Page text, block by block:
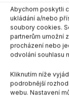
Abychom poskytli
ukládání a/nebo
soubory cookies.
partnerům umožní
procházení nebo
odvolání souhlasu
Kliknutím níže
podrobnější
webu. Nastavení
TXD: Data
Includes:
1x FlyFishRC
4x #30 Silicone
1x GPS Manual